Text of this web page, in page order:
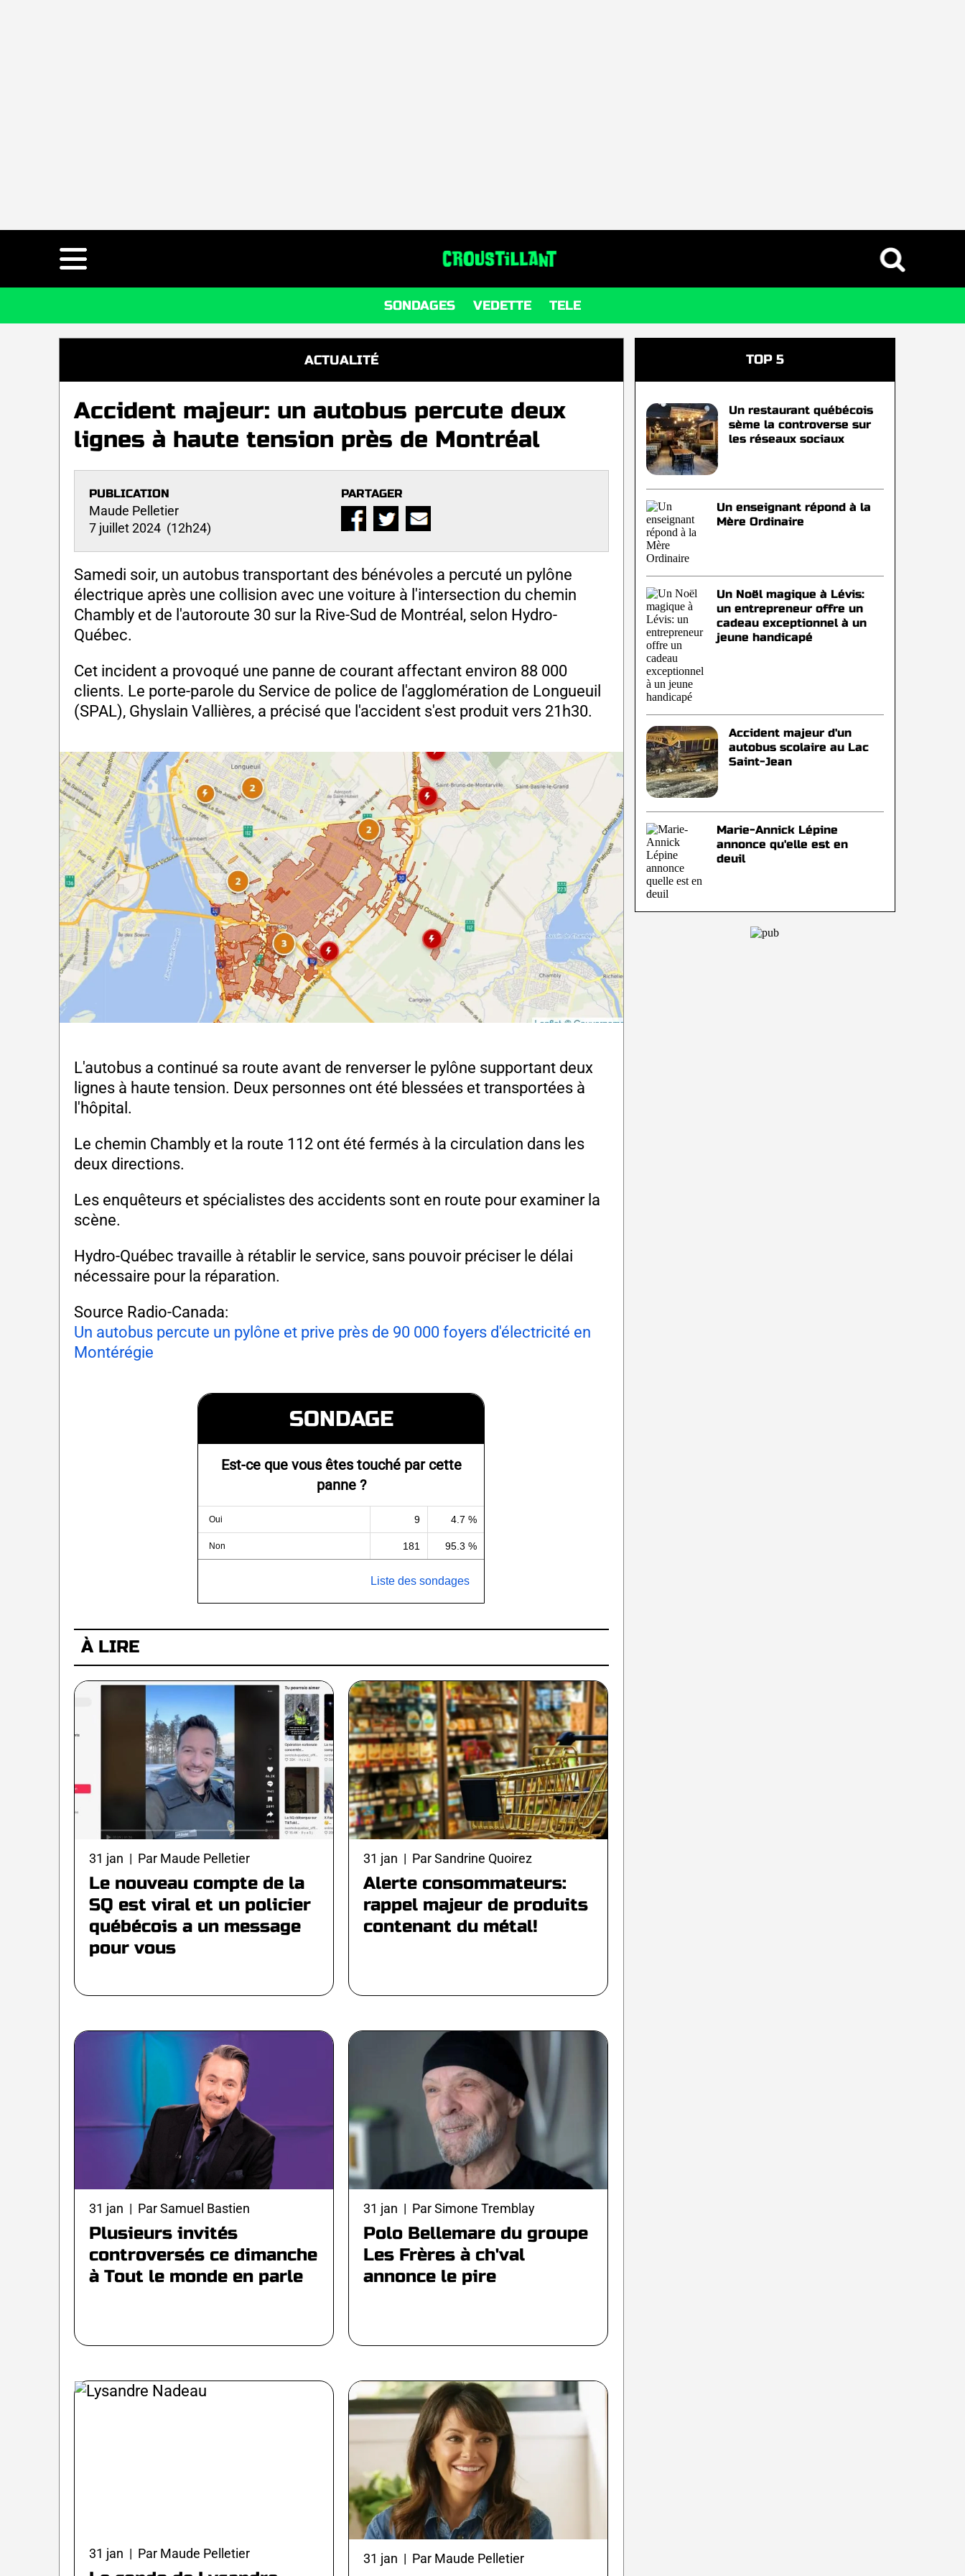
SONDAGES VEDETTE TELE
ACTUALITÉ
Accident majeur: un autobus percute deux
lignes à haute tension près de Montréal
PUBLICATION
Maude Pelletier
7 juillet 2024 (12h24)
PARTAGER
Samedi soir, un autobus transportant des bénévoles a percuté un pylône
électrique après une collision avec une voiture à l'intersection du chemin
Chambly et de l'autoroute 30 sur la Rive-Sud de Montréal, selon Hydro-
Québec.
Cet incident a provoqué une panne de courant affectant environ 88 000
clients. Le porte-parole du Service de police de l'agglomération de Longueuil
(SPAL), Ghyslain Vallières, a précisé que l'accident s'est produit vers 21h30.
L'autobus a continué sa route avant de renverser le pylône supportant deux
lignes à haute tension. Deux personnes ont été blessées et transportées à
l'hôpital.
Le chemin Chambly et la route 112 ont été fermés à la circulation dans les
deux directions.
Les enquêteurs et spécialistes des accidents sont en route pour examiner la
scène.
Hydro-Québec travaille à rétablir le service, sans pouvoir préciser le délai
nécessaire pour la réparation.
Source Radio-Canada:
Un autobus percute un pylône et prive près de 90 000 foyers d'électricité en
Montérégie
SONDAGE
Est-ce que vous êtes touché par cette
panne ?
Oui 9 4.7 %
Non 181 95.3 %
Liste des sondages
À LIRE
31 jan | Par Maude Pelletier
Le nouveau compte de la
SQ est viral et un policier
québécois a un message
pour vous
31 jan | Par Sandrine Quoirez
Alerte consommateurs:
rappel majeur de produits
contenant du métal!
31 jan | Par Samuel Bastien
Plusieurs invités
controversés ce dimanche
à Tout le monde en parle
31 jan | Par Simone Tremblay
Polo Bellemare du groupe
Les Frères à ch'val
annonce le pire
31 jan | Par Maude Pelletier 31 jan | Par Maude Pelletier
TOP 5
Un restaurant québécois
sème la controverse sur
les réseaux sociaux
Un enseignant répond à la
Mère Ordinaire
Un Noël magique à Lévis:
un entrepreneur offre un
cadeau exceptionnel à un
jeune handicapé
Accident majeur d'un
autobus scolaire au Lac
Saint-Jean
Marie-Annick Lépine
annonce qu'elle est en
deuil